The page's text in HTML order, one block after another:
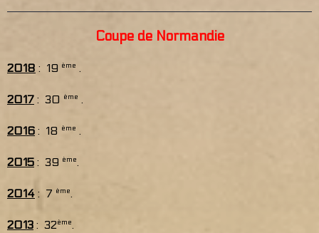
Coupe de Normandie
2018 : 19 ème .
2017 : 30 ème .
2016 : 18 ème .
2015 : 39 ème.
2014 : 7 ème.
2013 : 32ème.